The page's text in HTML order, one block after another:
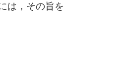
は，その旨を